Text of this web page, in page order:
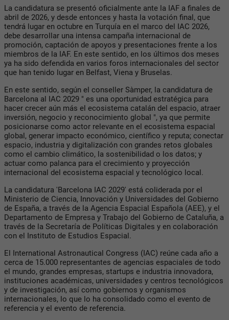
La candidatura se presentó oficialmente ante la IAF a finales de
abril de 2026, y desde entonces y hasta la votación final, que
tendrá lugar en octubre en Turquía en el marco del IAC 2026,
debe desarrollar una intensa campaña internacional de
promoción, captación de apoyos y presentaciones frente a los
miembros de la IAF. En este sentido, en los últimos dos meses
ya ha sido defendida en varios foros internacionales del sector
que han tenido lugar en Belfast, Viena y Bruselas.
En este sentido, según el conseller Sàmper, la candidatura de
Barcelona al IAC 2029 " es una oportunidad estratégica para
hacer crecer aún más el ecosistema catalán del espacio, atraer
inversión, negocio y reconocimiento global ", ya que permite
posicionarse como actor relevante en el ecosistema espacial
global, generar impacto económico, científico y reputa; conectar
espacio, industria y digitalización con grandes retos globales
como el cambio climático, la sostenibilidad o los datos; y
actuar como palanca para el crecimiento y proyección
internacional del ecosistema espacial y tecnológico local.
La candidatura 'Barcelona IAC 2029' está coliderada por el
Ministerio de Ciencia, Innovación y Universidades del Gobierno
de España, a través de la Agencia Espacial Española (AEE), y el
Departamento de Empresa y Trabajo del Gobierno de Cataluña, a
través de la Secretaría de Políticas Digitales y en colaboración
con el Instituto de Estudios Espacial.
El International Astronautical Congress (IAC) reúne cada año a
cerca de 15.000 representantes de agencias espaciales de todo
el mundo, grandes empresas, startups e industria innovadora,
instituciones académicas, universidades y centros tecnológicos
y de investigación, así como gobiernos y organismos
internacionales, lo que lo ha consolidado como el evento de
referencia y el evento de referencia.